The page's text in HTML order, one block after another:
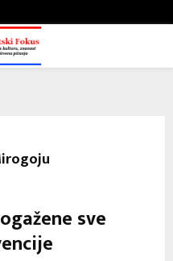
sve